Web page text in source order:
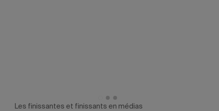
Les finissantes et finissants en médias